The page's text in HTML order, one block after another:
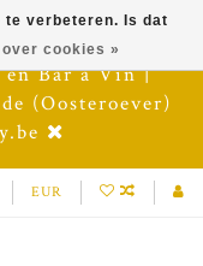
en Bar à Vin |
(Oosteroever)
EUR
te verbeteren. Is dat
over cookies »